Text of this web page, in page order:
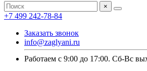
×
+7 499 242-78-84
Заказать звонок
info@zaglyani.ru
Работаем с 9:00 до 17:00. Сб-Вс